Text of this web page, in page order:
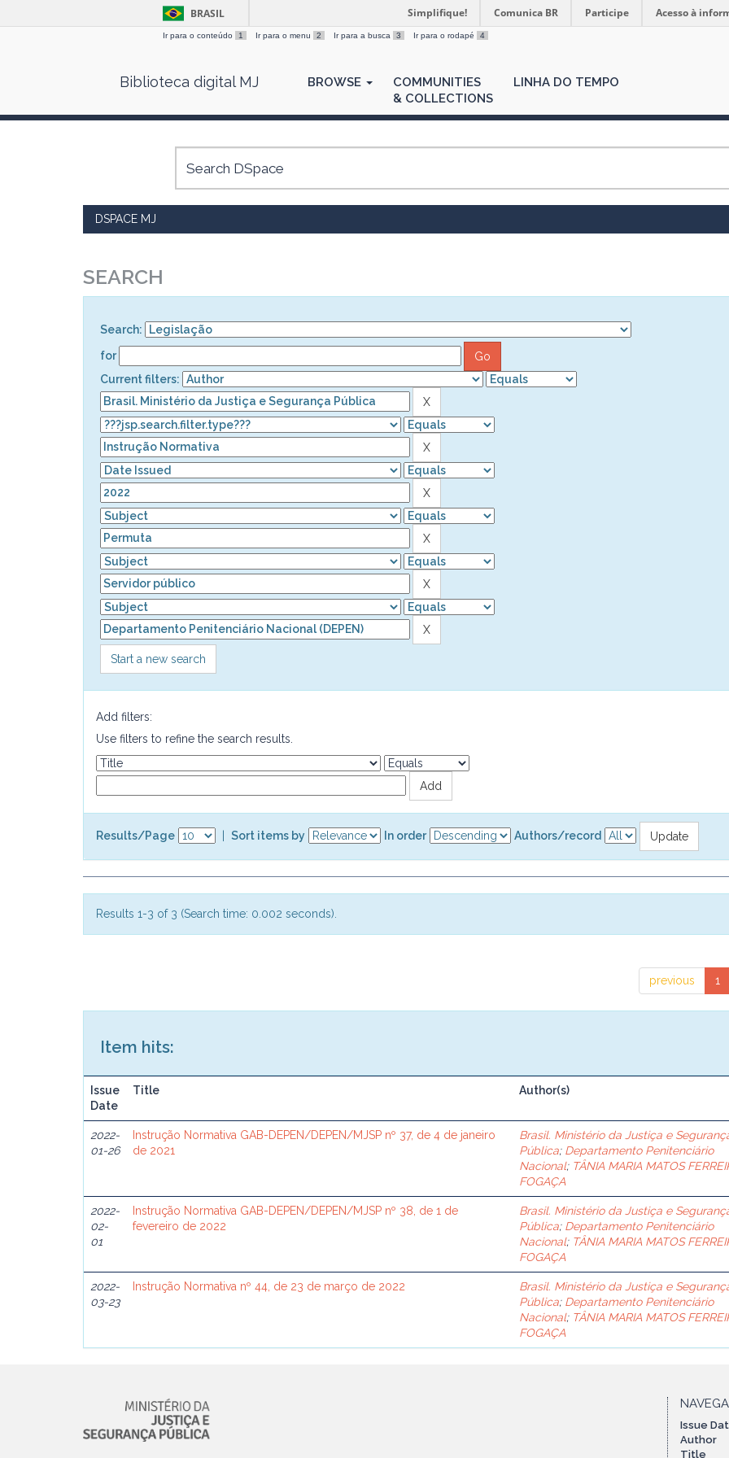
BRASIL Simplifique! Comunica BR Participe Acesso à
Ir para o conteúdo 1 Ir para o menu 2 Ir para a busca 3 Ir para o rodapé 4
Biblioteca digital MJ BROWSE
COMMUNITIES
& COLLECTIONS
LINHA DO TEMPO
DSPACE MJ
SEARCH
Search:
for
Current filters:
Start a new search
Add filters:
Use filters to refine the search results.
Results/Page Sort items by In order Authors/record
Results 1-3 of 3 (Search time: 0.002 seconds).
previous 1
Item hits:
Issue
Date
Title Author(s)
2022-
01-26
Instrução Normativa GAB-DEPEN/DEPEN/MJSP nº 37, de 4 de janeiro
de 2021
Brasil. Ministério da Justiça e
Pública; Departamento Penitenciário
Nacional; TÂNIA MARIA MATOS
FOGAÇA
2022-
02-
01
Instrução Normativa GAB-DEPEN/DEPEN/MJSP nº 38, de 1 de
fevereiro de 2022
Brasil. Ministério da Justiça e
Pública; Departamento Penitenciário
Nacional; TÂNIA MARIA MATOS
FOGAÇA
2022-
03-23
Instrução Normativa nº 44, de 23 de março de 2022
Brasil. Ministério da Justiça e
Pública; Departamento Penitenciário
Nacional; TÂNIA MARIA MATOS
FOGAÇA
Issue
Author
Title